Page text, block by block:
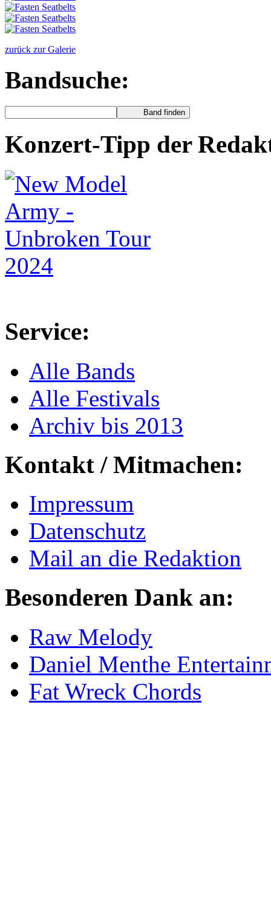
zurück zur Galerie
Bandsuche:
Konzert-Tipp der
Service:
Alle Bands
Alle Festivals
Archiv bis 2013
Kontakt / Mitmachen:
Impressum
Datenschutz
Mail an die Redaktion
Besonderen Dank an:
Raw Melody
Daniel Menthe
Fat Wreck Chords